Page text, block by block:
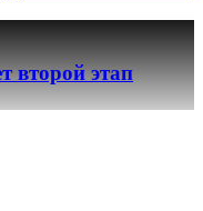
второй этап